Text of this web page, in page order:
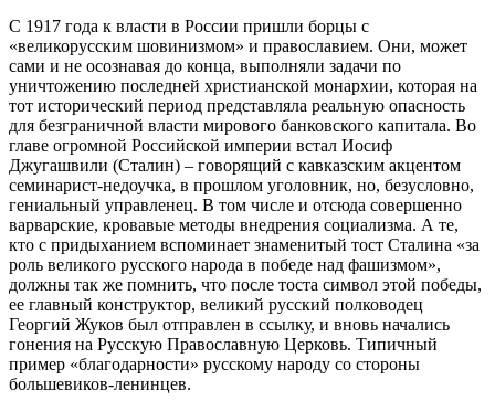
С 1917 года к власти в России пришли борцы с
«великорусским шовинизмом» и православием. Они, может
сами и не осознавая до конца, выполняли задачи по
уничтожению последней христианской монархии, которая на
тот исторический период представляла реальную опасность
для безграничной власти мирового банковского капитала. Во
главе огромной Российской империи встал Иосиф
Джугашвили (Сталин) – говорящий с кавказским акцентом
семинарист-недоучка, в прошлом уголовник, но, безусловно,
гениальный управленец. В том числе и отсюда совершенно
варварские, кровавые методы внедрения социализма. А те,
кто с придыханием вспоминает знаменитый тост Сталина «за
роль великого русского народа в победе над фашизмом»,
должны так же помнить, что после тоста символ этой победы,
ее главный конструктор, великий русский полководец
Георгий Жуков был отправлен в ссылку, и вновь начались
гонения на Русскую Православную Церковь. Типичный
пример «благодарности» русскому народу со стороны
большевиков-ленинцев.